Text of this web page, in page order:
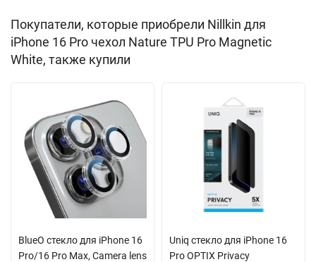
препятствует NFC сигналу. Благодаря встроенному магниту
MagSafe, вы сможете легко подключить беспроводную
зарядку, картхолдер и другие аксессуары с таким креплением.
Тонкий и легкий
Прозрачная задняя поверхность
Встроенный магнитный модуль MagSafe
Толщина: 0.6 мм
Покупатели, которые приобрели Nillkin для
iPhone 16 Pro чехол Nature TPU Pro Magnetic
White, также купили
BlueO стекло для iPhone 16
Pro/16 Pro Max, Camera lens
Uniq стекло для iPhone 16
Pro OPTIX Privacy